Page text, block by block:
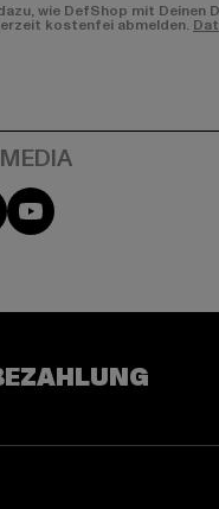
wie DefShop mit Deinen
kostenfei abmelden.
FacebookYouTube